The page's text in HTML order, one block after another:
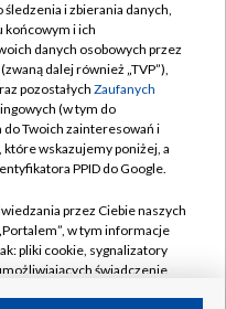
TVP
i zbierania danych,
końcowym i ich
danych osobowych przez
dalej również „TVP”),
pozostałych Zaufanych
(w tym do
Twoich zainteresowań i
wskazujemy poniżej, a
PPID do Google.
przez Ciebie naszych
w tym informacje
pliki cookie, sygnalizatory
świadczenie